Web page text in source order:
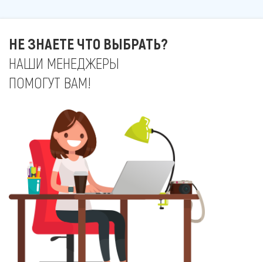
НЕ ЗНАЕТЕ ЧТО ВЫБРАТЬ?
НАШИ МЕНЕДЖЕРЫ
ПОМОГУТ ВАМ!